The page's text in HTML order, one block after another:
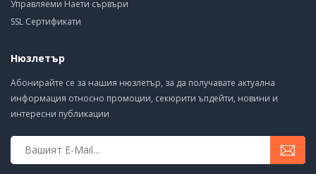
Управляеми Наети сървъри
SSL Сертификати
Нюзлетър
Абонирайте се за нашия нюзлетър, за да получавате актуална
информация относно промоции, секюрити ъпдейти, новини и
интересни публикации